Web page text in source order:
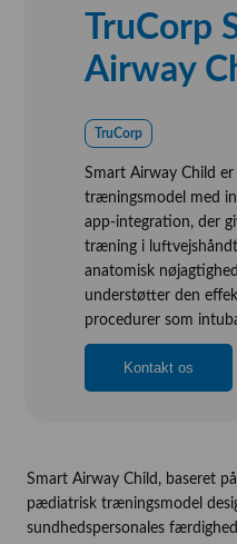
Bestyrelsen
Udstillinger
Showroom
Referensinstallation
Vision, Mission,
Kliniske diætister
Salgs- og
Ledige Stillinger
Tlf.: (+45) 70 25
TruCorp
Airway
TruCorp
Smart Airway Child
træningsmodel med
app-integration, der
træning i
anatomisk
understøtter den
procedurer som
Kontakt os
Smart Airway Child, baseret
pædiatrisk træningsmodel
sundhedspersonales